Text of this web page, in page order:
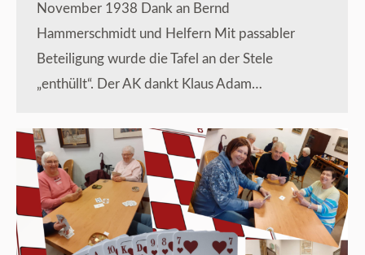
November 1938 Dank an Bernd
Hammerschmidt und Helfern Mit passabler
Beteiligung wurde die Tafel an der Stele
„enthüllt“. Der AK dankt Klaus Adam…